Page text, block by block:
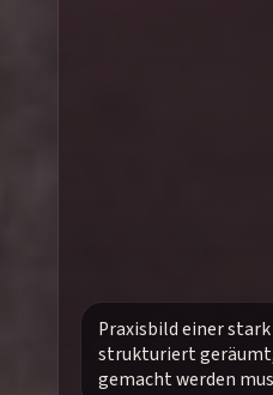
Praxisbild einer
strukturiert
gemacht werden